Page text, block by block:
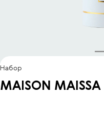
Набор
MAISON MAISSA